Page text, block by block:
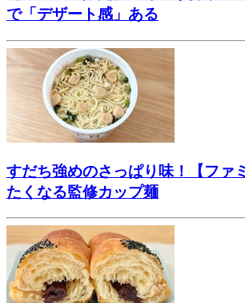
で「デザート感」ある
すだち強めのさっぱり味！【ファ
たくなる監修カップ麺